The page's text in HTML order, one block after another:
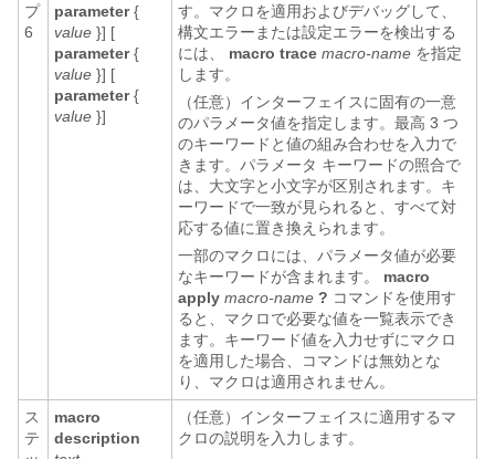
プ
6
parameter {
value }] [
parameter {
value }] [
parameter {
value }]
す。マクロを適用およびデバッグして、
構文エラーまたは設定エラーを検出する
には、
macro trace macro-name を指定
します。
（任意）インターフェイスに固有の一意
のパラメータ値を指定します。最高 3 つ
のキーワードと値の組み合わせを入力で
きます。パラメータ キーワードの照合で
は、大文字と小文字が区別されます。キ
ーワードで一致が見られると、すべて対
応する値に置き換えられます。
一部のマクロには、パラメータ値が必要
なキーワードが含まれます。
macro
apply macro-name ? コマンドを使用す
ると、マクロで必要な値を一覧表示でき
ます。キーワード値を入力せずにマクロ
を適用した場合、コマンドは無効とな
り、マクロは適用されません。
ス
テ
macro
description
（任意）インターフェイスに適用するマ
クロの説明を入力します。